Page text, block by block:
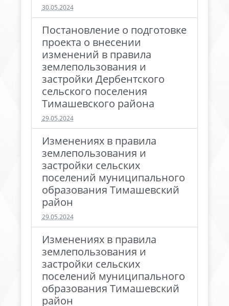
30.05.2024
Постановление о подготовке
проекта о внесении
изменений в правила
землепользования и
застройки Дербентского
сельского поселения
Тимашевского района
29.05.2024
Изменениях в правила
землепользования и
застройки сельских
поселений муниципального
образования Тимашевский
район
29.05.2024
Изменениях в правила
землепользования и
застройки сельских
поселений муниципального
образования Тимашевский
район